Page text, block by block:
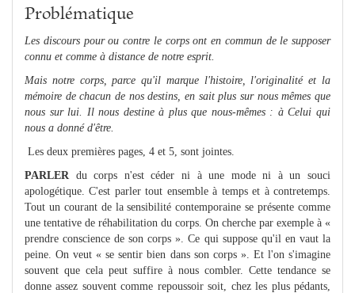
Problématique
Les discours pour ou contre le corps ont en commun de le supposer
connu et comme à distance de notre esprit.
Mais notre corps, parce qu'il marque l'histoire, l'originalité et la
mémoire de chacun de nos destins, en sait plus sur nous mêmes que
nous sur lui. Il nous destine à plus que nous-mêmes : à Celui qui
nous a donné d'être.
Les deux premières pages, 4 et 5, sont jointes.
PARLER du corps n'est céder ni à une mode ni à un souci
apologétique. C'est parler tout ensemble à temps et à contretemps.
Tout un courant de la sensibilité contemporaine se présente comme
une tentative de réhabilitation du corps. On cherche par exemple à «
prendre conscience de son corps ». Ce qui suppose qu'il en vaut la
peine. On veut « se sentir bien dans son corps ». Et l'on s'imagine
souvent que cela peut suffire à nous combler. Cette tendance se
donne assez souvent comme repoussoir soit, chez les plus pédants,